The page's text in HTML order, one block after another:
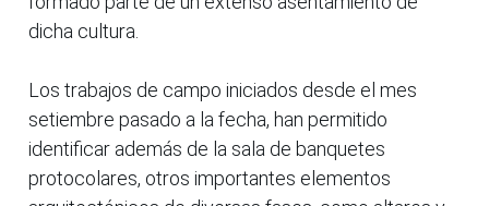
dicha cultura.
Los trabajos de campo iniciados desde el mes
setiembre pasado a la fecha, han permitido
identificar además de la sala de banquetes
protocolares, otros importantes elementos